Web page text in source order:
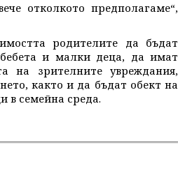
отколкото предполагаме“,
родителите да бъдат
и малки деца, да имат
на зрителните увреждания,
както и да бъдат обект на
в семейна среда.